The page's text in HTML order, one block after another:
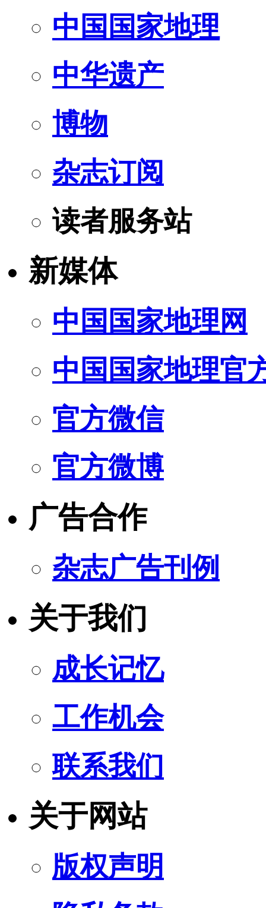
中国国家地理
中华遗产
博物
杂志订阅
读者服务站
新媒体
中国国家地理网
中国国家地理官
官方微信
官方微博
广告合作
杂志广告刊例
关于我们
成长记忆
工作机会
联系我们
关于网站
版权声明